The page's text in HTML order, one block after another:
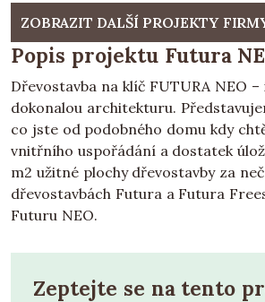
ZOBRAZIT DALŠÍ PROJEKTY
Popis projektu Futura
Dřevostavba na klíč FUTURA NEO
dokonalou architekturu.
co jste od podobného domu kdy
vnitřního uspořádání a dostatek
m2 užitné plochy dřevostavby za
dřevostavbách Futura a Futura
Futuru NEO.
Zeptejte se na tento